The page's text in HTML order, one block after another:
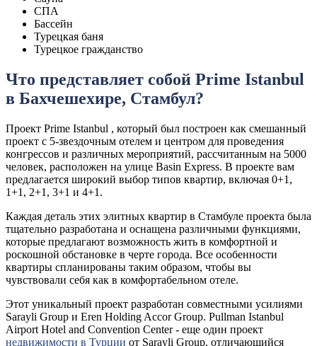
СПА
Бассейн
Турецкая баня
Турецкое гражданство
Что представляет собой Prime Istanbul
в Бахчешехире, Стамбул?
Проект Prime Istanbul , который был построен как смешанный
проект с 5-звездочным отелем и центром для проведения
конгрессов и различных мероприятий, рассчитанным на 5000
человек, расположен на улице Basin Express. В проекте вам
предлагается широкий выбор типов квартир, включая 0+1,
1+1, 2+1, 3+1 и 4+1.
Каждая деталь этих элитных квартир в Стамбуле проекта была
тщательно разработана и оснащена различными функциями,
которые предлагают возможность жить в комфортной и
роскошной обстановке в черте города. Все особенности
квартиры спланированы таким образом, чтобы вы
чувствовали себя как в комфортабельном отеле.
Этот уникальный проект разработан совместными усилиями
Sarayli Group и Eren Holding Accor Group. Pullman Istanbul
Airport Hotel and Convention Center - еще один проект
недвижимости в Турции от Sarayli Group, отличающийся